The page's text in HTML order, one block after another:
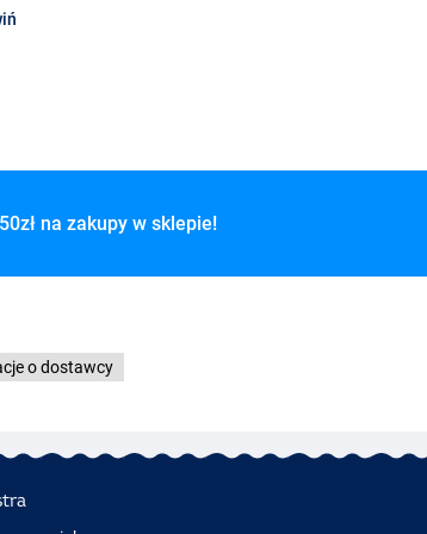
na zakupy w sklepie!
o dostawcy